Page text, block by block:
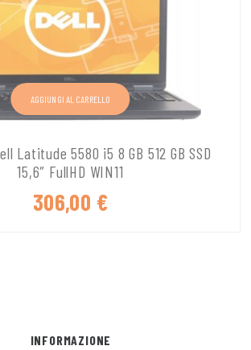
Latitude 5580 i5 8 GB 512 GB SSD
15,6″ FullHD WIN11
306,00 €
AGGIUNGI AL CARRELLO
INFORMAZIONE